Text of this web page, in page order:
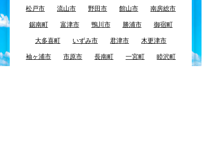
松戸市 流山市 野田市 館山市 南房総市
鋸南町 富津市 鴨川市 勝浦市 御宿町
大多喜町 いずみ市 君津市 木更津市
袖ヶ浦市 市原市 長南町 一宮町 睦沢町